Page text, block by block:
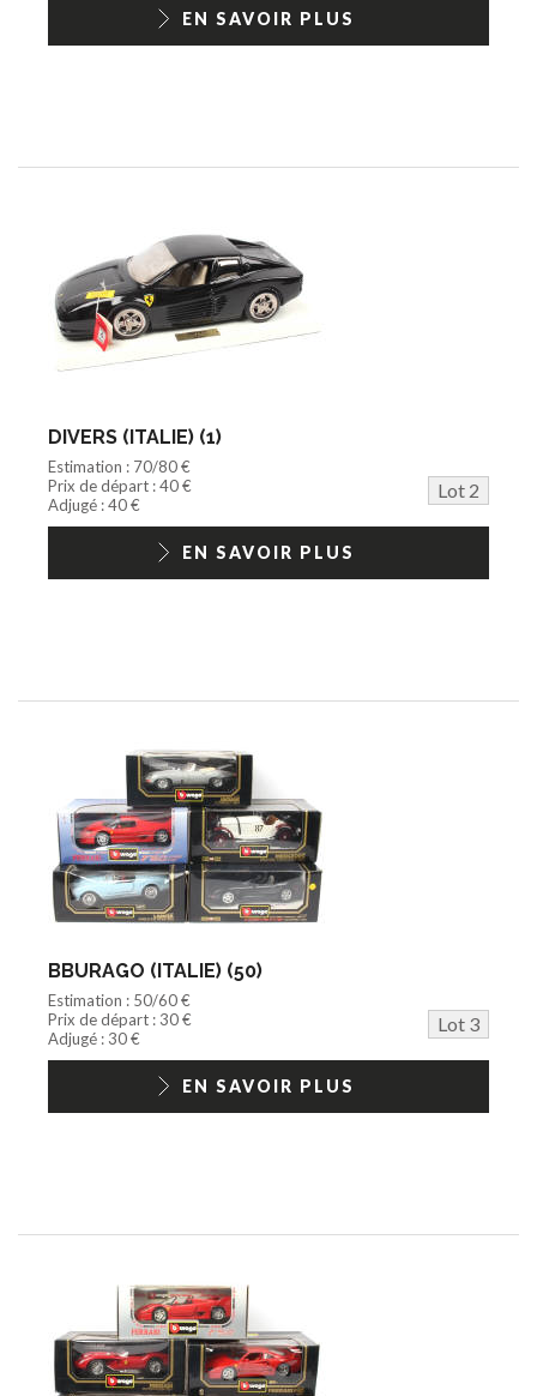
1/18ème moderneEN SAVOIR PLUS
DIVERS (ITALIE) (1)
Estimation : 70/80 €
Prix de départ : 40 €
Lot 2
Adjugé : 40 €
EN SAVOIR PLUS
BBURAGO (ITALIE) (50)
Estimation : 50/60 €
Prix de départ : 30 €
Lot 3
Adjugé : 30 €
EN SAVOIR PLUS